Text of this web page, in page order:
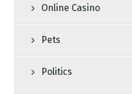
Online Casino
Pets
Politics